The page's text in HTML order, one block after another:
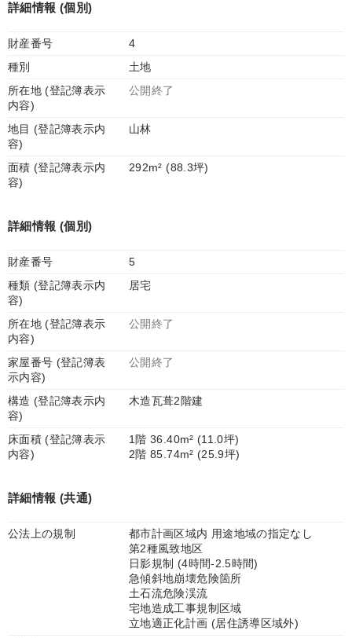
詳細情報 (個別)
財産番号
4
種別
土地
所在地 (登記簿表示
内容)
公開終了
地目 (登記簿表示内
容)
山林
面積 (登記簿表示内
容)
292m² (88.3坪)
詳細情報 (個別)
財産番号
5
種類 (登記簿表示内
容)
居宅
所在地 (登記簿表示
内容)
公開終了
家屋番号 (登記簿表
示内容)
公開終了
構造 (登記簿表示内
容)
木造瓦葺2階建
床面積 (登記簿表示
内容)
1階 36.40m² (11.0坪)
2階 85.74m² (25.9坪)
詳細情報 (共通)
公法上の規制
都市計画区域内 用途地域の指定なし
第2種風致地区
日影規制 (4時間-2.5時間)
急傾斜地崩壊危険箇所
土石流危険渓流
宅地造成工事規制区域
立地適正化計画 (居住誘導区域外)